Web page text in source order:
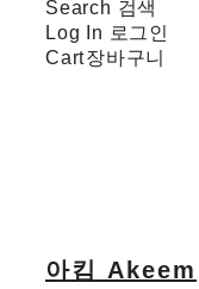
Search 검색
Log In 로그인
Cart장바구니
아킴 Akeem